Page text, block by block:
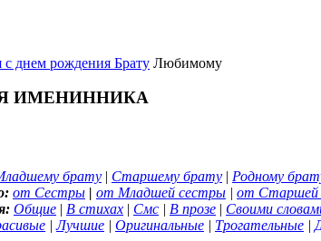
с днем рождения Брату Любимому
ИМЕНИННИКА
брату | Старшему брату | Родному
от Сестры | от Младшей сестры | от Старшей
Общие | В стихах | Смс | В прозе | Своими
|Лучшие | Оригинальные | Трогательные |